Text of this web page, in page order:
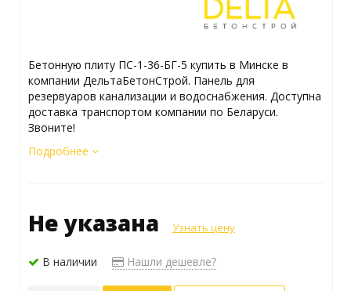
Бетонную плиту ПС-1-36-БГ-5 купить в Минске в
компании ДельтаБетонСтрой. Панель для
резервуаров канализации и водоснабжения. Доступна
доставка транспортом компании по Беларуси.
Звоните!
Подробнее
Не указана Узнать цену
В наличии Нашли дешевле?